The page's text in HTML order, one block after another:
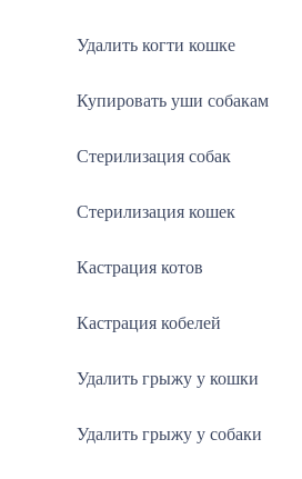
Удалить когти кошке
Купировать уши собакам
Стерилизация собак
Стерилизация кошек
Кастрация котов
Кастрация кобелей
Удалить грыжу у кошки
Удалить грыжу у собаки